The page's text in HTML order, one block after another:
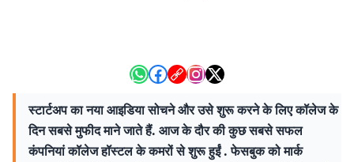
स्टार्टअप का नया आइडिया सोचने और उसे शुरू करने के लिए कॉलेज के
दिन सबसे मुफीद माने जाते हैं. आज के दौर की कुछ सबसे सफल
कंपनियां कॉलेज हॉस्टल के कमरों से शुरू हुईं . फेसबुक को मार्क